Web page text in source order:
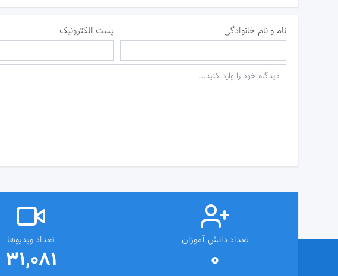
نام و نام خانوادگی پست الکترونیک
تعداد دانش آموزان
0
تعداد ویدیوها
31,081